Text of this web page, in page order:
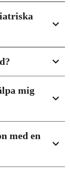
mig
med en